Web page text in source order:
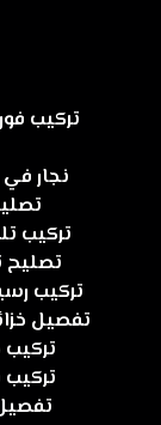
نجار في راس
تركيب
تصليح
تركيب
تفصيل خزائن
تركيب
تركيب
تفصيل